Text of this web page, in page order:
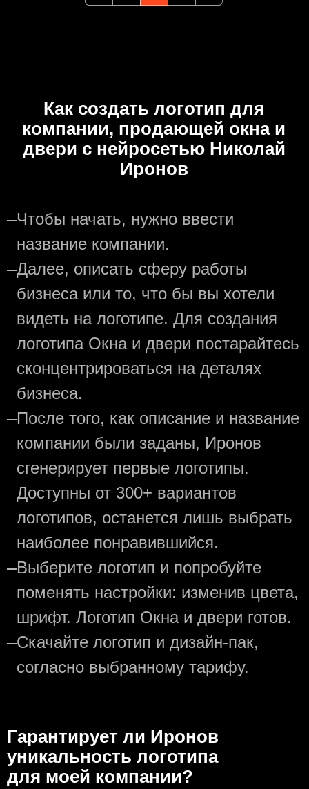
Как создать логотип для
компании, продающей окна и
двери с нейросетью Николай
Иронов
—Чтобы начать, нужно ввести
название компании.
—Далее, описать сферу работы
бизнеса или то, что бы вы хотели
видеть на логотипе. Для создания
логотипа Окна и двери постарайтесь
сконцентрироваться на деталях
бизнеса.
—После того, как описание и название
компании были заданы, Иронов
сгенерирует первые логотипы.
Доступны от 300+ вариантов
логотипов, останется лишь выбрать
наиболее понравившийся.
—Выберите логотип и попробуйте
поменять настройки: изменив цвета,
шрифт. Логотип Окна и двери готов.
—Скачайте логотип и дизайн-пак,
согласно выбранному тарифу.
Гарантирует ли Иронов
уникальность логотипа
для моей компании?